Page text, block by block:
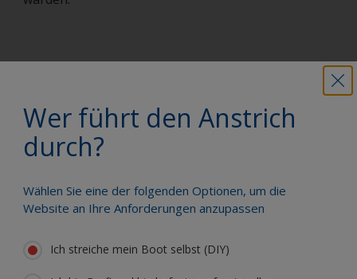
verwenden, um festzustellen, wie viel Farbe
benötigt wird. Geben Sie einfach die Art und
die Abmessungen Ihres Bootes, das
Produkt, das Sie verwenden, und die Anzahl
erhalten eine hilfreiche Einschätzung.
Wer führt den Anstrich
durch?
Wählen Sie eine der folgenden Optionen, um die
Website an Ihre Anforderungen anzupassen
Ich streiche mein Boot selbst (DIY)